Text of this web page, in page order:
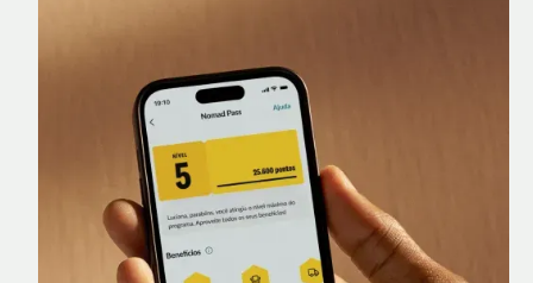
Nomad Lounge
Sala VIP no Aeroporto de Guarulhos